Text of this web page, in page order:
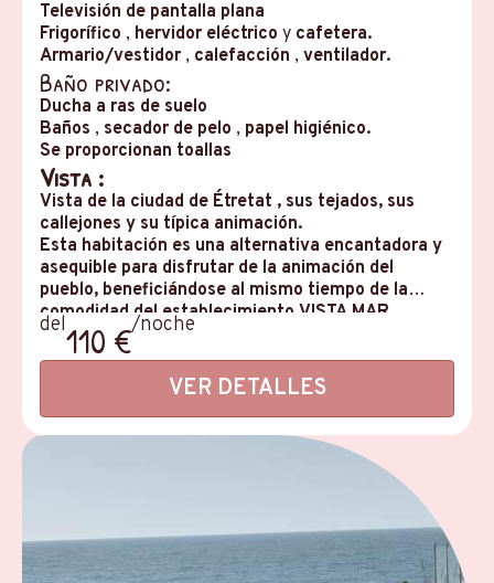
Televisión de pantalla plana
Frigorífico , hervidor eléctrico y cafetera.
Armario/vestidor , calefacción , ventilador.
Baño privado:
Ducha a ras de suelo
Baños , secador de pelo , papel higiénico.
Se proporcionan toallas
Vista :
Vista de la ciudad de Étretat , sus tejados, sus
callejones y su típica animación.
Esta habitación es una alternativa encantadora y
asequible para disfrutar de la animación del
pueblo, beneficiándose al mismo tiempo de la
comodidad del establecimiento VISTA MAR.
del110 €/noche
VER DETALLES